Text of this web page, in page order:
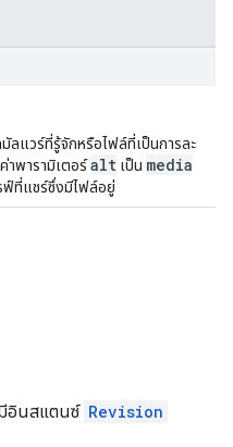
มัลแวร์ที่รู้จักหรือไฟล์ที่เป็นการละ
าพารามิเตอร์alt เป็น media
ฟ์ที่แชร์ซึ่งมีไฟล์อยู่
มีอินสแตนซ์ Revision